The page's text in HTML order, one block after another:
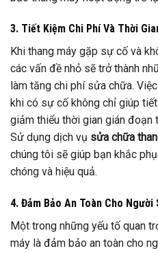
3. Tiết Kiệm Chi Phí Và Thời
Khi thang máy gặp sự cố và
các vấn đề nhỏ sẽ trở thành
làm tăng chi phí sửa chữa.
khi có sự cố không chỉ giúp
giảm thiểu thời gian gián đoạn
Sử dụng dịch vụ sửa chữa
chúng tôi sẽ giúp bạn khắc
chóng và hiệu quả.
4. Đảm Bảo An Toàn Cho Người
Một trong những yếu tố quan
máy là đảm bảo an toàn cho